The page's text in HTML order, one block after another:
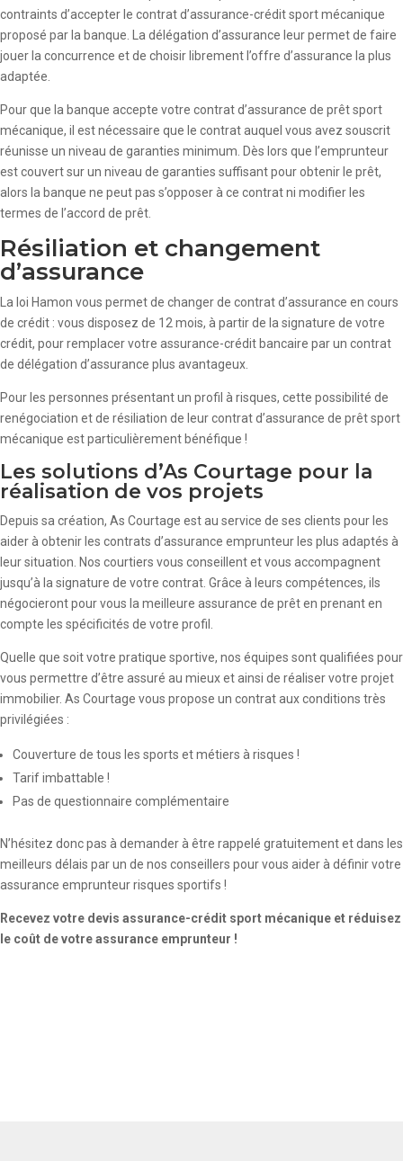
contraints d’accepter le contrat d’assurance-crédit sport mécanique
proposé par la banque. La délégation d’assurance leur permet de faire
jouer la concurrence et de choisir librement l’offre d’assurance la plus
adaptée.
Pour que la banque accepte votre contrat d’assurance de prêt sport
mécanique, il est nécessaire que le contrat auquel vous avez souscrit
réunisse un niveau de garanties minimum. Dès lors que l’emprunteur
est couvert sur un niveau de garanties suffisant pour obtenir le prêt,
alors la banque ne peut pas s’opposer à ce contrat ni modifier les
termes de l’accord de prêt.
Résiliation et changement
d’assurance
La loi Hamon vous permet de changer de contrat d’assurance en cours
de crédit : vous disposez de 12 mois, à partir de la signature de votre
crédit, pour remplacer votre assurance-crédit bancaire par un contrat
de délégation d’assurance plus avantageux.
Pour les personnes présentant un profil à risques, cette possibilité de
renégociation et de résiliation de leur contrat d’assurance de prêt sport
mécanique est particulièrement bénéfique !
Les solutions d’As Courtage pour la
réalisation de vos projets
Depuis sa création, As Courtage est au service de ses clients pour les
aider à obtenir les contrats d’assurance emprunteur les plus adaptés à
leur situation. Nos courtiers vous conseillent et vous accompagnent
jusqu’à la signature de votre contrat. Grâce à leurs compétences, ils
négocieront pour vous la meilleure assurance de prêt en prenant en
compte les spécificités de votre profil.
Quelle que soit votre pratique sportive, nos équipes sont qualifiées pour
vous permettre d’être assuré au mieux et ainsi de réaliser votre projet
immobilier. As Courtage vous propose un contrat aux conditions très
privilégiées :
Couverture de tous les sports et métiers à risques !
Tarif imbattable !
Pas de questionnaire complémentaire
N’hésitez donc pas à demander à être rappelé gratuitement et dans les
meilleurs délais par un de nos conseillers pour vous aider à définir votre
assurance emprunteur risques sportifs !
Recevez votre devis assurance-crédit sport mécanique et réduisez
le coût de votre assurance emprunteur !